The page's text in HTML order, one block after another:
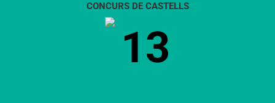
CONCURS DE CASTELLS
13